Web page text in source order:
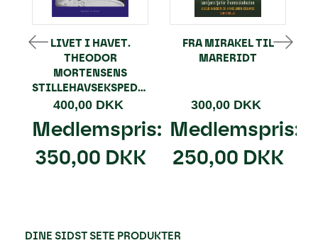
LIVET I HAVET.
THEODOR
MORTENSENS
STILLEHAVSEKSPEDITION
400,00 DKK
Medlemspris:
350,00 DKK
FRA MIRAKEL TIL
MARERIDT
300,00 DKK
Medlemspris:
250,00 DKK
DINE SIDST SETE PRODUKTER